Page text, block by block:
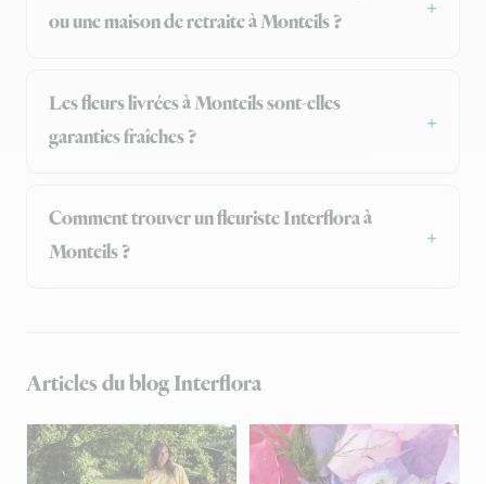
ou une maison de retraite à Monteils ?
Les fleurs livrées à Monteils sont-elles
garanties fraîches ?
Comment trouver un fleuriste Interflora à
Monteils ?
Articles du blog Interflora